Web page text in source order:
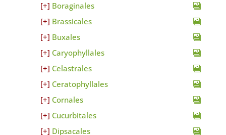
Boraginales
Brassicales
Buxales
Caryophyllales
Celastrales
Ceratophyllales
Cornales
Cucurbitales
Dipsacales